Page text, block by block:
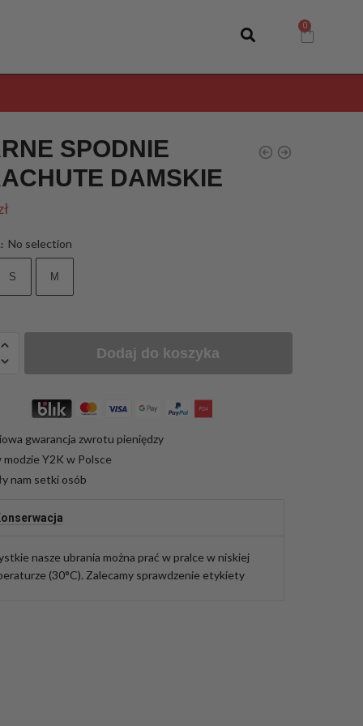
SPODNIE
DAMSKIE
: No selection
S M
Dodaj do koszyka
gwarancja zwrotu pieniędzy
modzie Y2K w Polsce
nam setki osób
nasze ubrania można prać w pralce w niskiej
(30°C). Zalecamy sprawdzenie etykiety